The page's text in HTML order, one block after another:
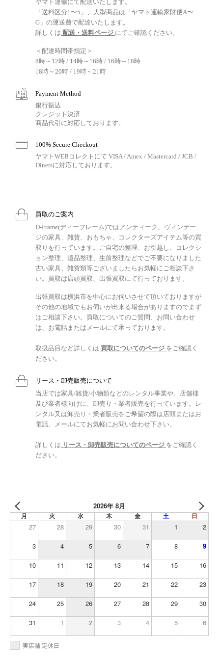
ヤマト運輸にて配送いたします。
「送料区分1〜5」、大型商品は「ヤマト運輸家財便A〜
G」の運送費で配達いたします。
詳しくは 配送・送料ページ にてご確認ください。
＜配達時間帯指定＞
8時～12時 / 14時～16時 / 16時～18時
18時～20時 / 19時～21時
Payment Method
銀行振込
クレジット決済
商品代引に対応しております。
100% Secure Checkout
ヤマトWEBコレクトにて VISA / Amex / Mastercard / JCB /
Dinersに対応しております。
買取のご案内
D-Frame(ディーフレーム)ではアンティーク、ヴィンテー
ジの家具、雑貨、おもちゃ、コレクターズアイテム等の買
取りを行っています。ご自宅の整理、お引越し、コレクシ
ョン整理、遺品整理、生前整理などでご不要になりました
古い家具、雑貨類等ございましたらお気軽にご相談下さ
い。買取は店頭買取、出張買取にて行っております。
出張買取は横浜市を中心にお伺いさせて頂いておりますが
その他の地域でもお伺いが出来る場合がありますのでまず
はご相談下さい。買取についてのご質問、お問い合わせ
は、お電話またはメールにて承っております。
取扱品目など詳しくは 買取についてのページ をご確認く
ださい。
リース・卸売販売について
当店では家具/雑貨/小物類などのレンタル事業や、店舗様
及び業者様向けに、卸売り・業者販売を行っています。レ
ンタル又は卸売り・業者販売をご希望の際は店頭またはお
電話、メールにてお気軽にお問い合わせ下さい。
詳しくは リース・卸売販売についてのページ をご確認く
ださい。
2026年 8月
月 火 水 木 金 土 日
27 28 29 30 31 1 2
3 4 5 6 7 8 9
10 11 12 13 14 15 16
17 18 19 20 21 22 23
24 25 26 27 28 29 30
31 1 2 3 4 5 6
実店舗 定休日